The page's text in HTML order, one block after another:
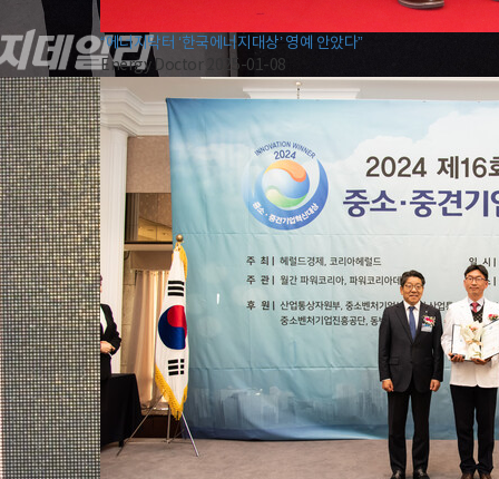
“에너지닥터 ‘한국에너지대상’ 영예 안았다”
Energy Doctor
2025-01-08